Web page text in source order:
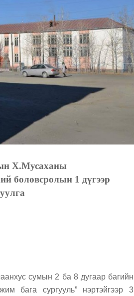
Х.Мусаханы
1 дүгээр
сумын 2 ба 8 дугаар багийн
бага сургууль” нэртэйгээр 3